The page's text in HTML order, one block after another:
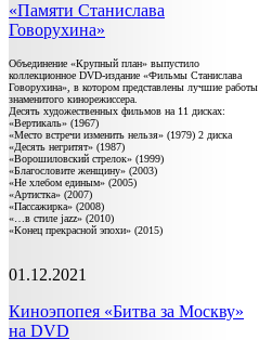
«Памяти Станислава
Говорухина»
Объединение «Крупный план» выпустило
коллекционное DVD-издание «Фильмы Станислава
Говорухина», в котором представлены лучшие работы
знаменитого кинорежиссера.
Десять художественных фильмов на 11 дисках:
«Вертикаль» (1967)
«Место встречи изменить нельзя» (1979) 2 диска
«Десять негритят» (1987)
«Ворошиловский стрелок» (1999)
«Благословите женщину» (2003)
«Не хлебом единым» (2005)
«Артистка» (2007)
«Пассажирка» (2008)
«…в стиле jazz» (2010)
«Конец прекрасной эпохи» (2015)
01.12.2021
Киноэпопея «Битва за Москву»
на DVD